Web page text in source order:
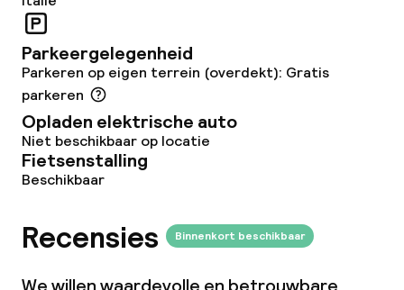
Schoonmaakvoorzieningen
Wasservice
Conferentieruimte
Parkeergelegenheid
Parkeren op eigen terrein (overdekt): Gratis
parkeren
Opladen elektrische auto
Niet beschikbaar op locatie
Fietsenstalling
Beschikbaar
Recensies Binnenkort beschikbaar